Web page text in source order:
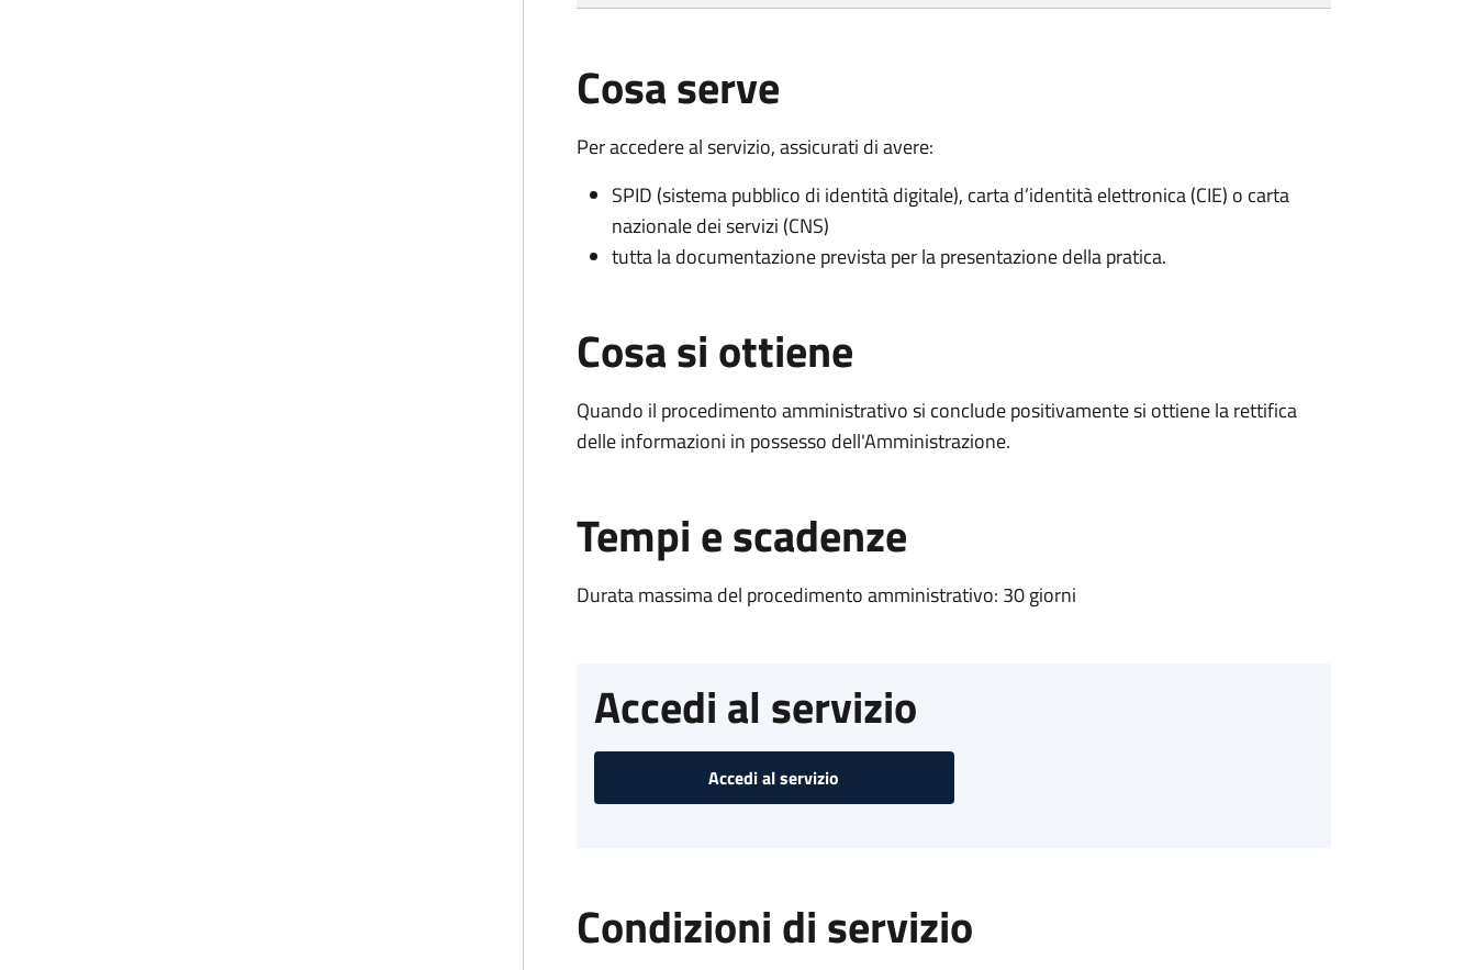
Cosa serve
Per accedere al servizio, assicurati di avere:
SPID (sistema pubblico di identità digitale), carta d’identità elettronica (CIE) o carta
nazionale dei servizi (CNS)
tutta la documentazione prevista per la presentazione della pratica.
Cosa si ottiene
Quando il procedimento amministrativo si conclude positivamente si ottiene la rettifica
delle informazioni in possesso dell'Amministrazione.
Tempi e scadenze
Durata massima del procedimento amministrativo: 30 giorni
Accedi al servizio
Accedi al servizio
Condizioni di servizio